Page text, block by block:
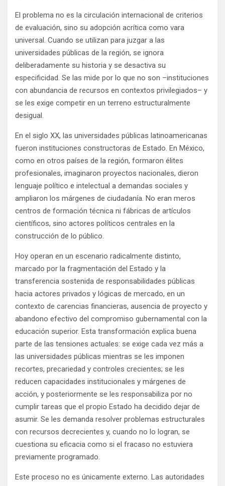
El problema no es la circulación internacional de criterios
de evaluación, sino su adopción acrítica como vara
universal. Cuando se utilizan para juzgar a las
universidades públicas de la región, se ignora
deliberadamente su historia y se desactiva su
especificidad. Se las mide por lo que no son –instituciones
con abundancia de recursos en contextos privilegiados– y
se les exige competir en un terreno estructuralmente
desigual.
En el siglo XX, las universidades públicas latinoamericanas
fueron instituciones constructoras de Estado. En México,
como en otros países de la región, formaron élites
profesionales, imaginaron proyectos nacionales, dieron
lenguaje político e intelectual a demandas sociales y
ampliaron los márgenes de ciudadanía. No eran meros
centros de formación técnica ni fábricas de artículos
científicos, sino actores políticos centrales en la
construcción de lo público.
Hoy operan en un escenario radicalmente distinto,
marcado por la fragmentación del Estado y la
transferencia sostenida de responsabilidades públicas
hacia actores privados y lógicas de mercado, en un
contexto de carencias financieras, ausencia de proyecto y
abandono efectivo del compromiso gubernamental con la
educación superior. Esta transformación explica buena
parte de las tensiones actuales: se exige cada vez más a
las universidades públicas mientras se les imponen
recortes, precariedad y controles crecientes; se les
reducen capacidades institucionales y márgenes de
acción, y posteriormente se les responsabiliza por no
cumplir tareas que el propio Estado ha decidido dejar de
asumir. Se les demanda resolver problemas estructurales
con recursos decrecientes y, cuando no lo logran, se
cuestiona su eficacia como si el fracaso no estuviera
previamente programado.
Este proceso no es únicamente externo. Las autoridades